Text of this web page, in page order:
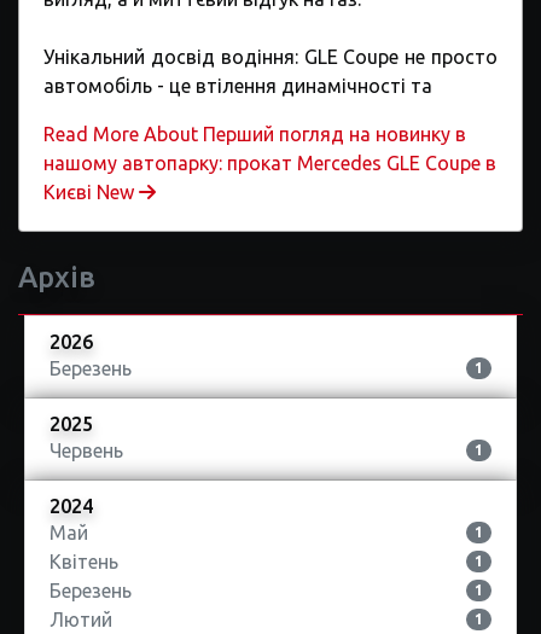
Унікальний досвід водіння: GLE Coupe не просто
автомобіль - це втілення динамічності та
Read More About Перший погляд на новинку в
нашому автопарку: прокат Mercedes GLE Coupe в
Києві New
Архів
2026
Березень
1
2025
Червень
1
2024
Май
1
Квітень 1
Березень 1
Лютий 1